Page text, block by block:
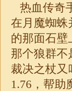
热血传奇
在月魔蜘蛛
的那面石壁
那个狼群不
裁决之杖又
1.76 ，帮